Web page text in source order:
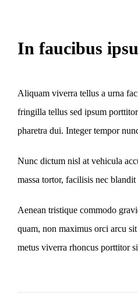
In faucibus
Aliquam viverra tellus a urna
fringilla tellus sed ipsum
pharetra dui. Integer tempor
Nunc dictum nisl at vehicula
massa tortor, facilisis nec
Aenean tristique commodo
quam, non maximus orci arcu
metus viverra rhoncus porttitor